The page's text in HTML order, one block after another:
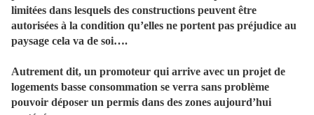
limitées dans lesquels des constructions peuvent être
autorisées à la condition qu’elles ne portent pas préjudice au
paysage cela va de soi….
Autrement dit, un promoteur qui arrive avec un projet de
logements basse consommation se verra sans problème
pouvoir déposer un permis dans des zones aujourd’hui